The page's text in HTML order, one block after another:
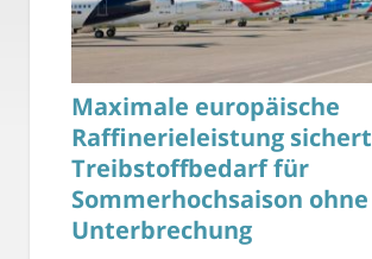
Maximale europäische
Raffinerieleistung sichert
Treibstoffbedarf für
Sommerhochsaison ohne
Unterbrechung